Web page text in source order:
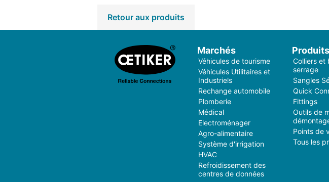
Retour aux produits
Marchés
Véhicules de tourisme
Véhicules Utilitaires et
Industriels
Rechange automobile
Plomberie
Médical
Electroménager
Agro-alimentaire
Système d'irrigation
HVAC
Refroidissement des
centres de données
Produits
Colliers et
serrage
Sangles
Quick
Fittings
Outils de
Points de
Tous les